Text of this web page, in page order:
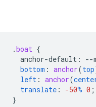
.boat
anchor-default
:
bottom : anchor(
left : anchor(
translate
: -50 %